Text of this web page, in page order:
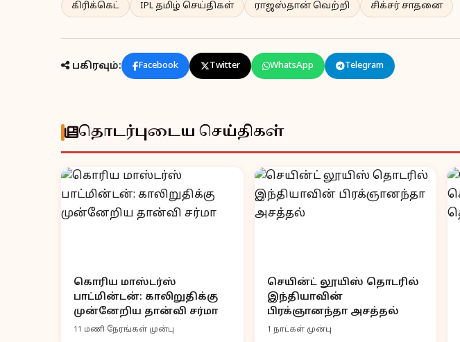
கிரிக்கெட்
IPL தமிழ் செய்திகள் ராஜஸ்தான் வெற்றி சிக்சர் சாதனை
பகிரவும்: Facebook Twitter WhatsApp Telegram
தொடர்புடைய செய்திகள்
கொரிய மாஸ்டர்ஸ்
பாட்மின்டன்: காலிறுதிக்கு
முன்னேறிய தான்வி சர்மா
11 மணி நேரங்கள் முன்பு
செயின்ட் லூயிஸ் தொடரில்
இந்தியாவின்
பிரக்ஞானந்தா அசத்தல்
1 நாட்கள் முன்பு